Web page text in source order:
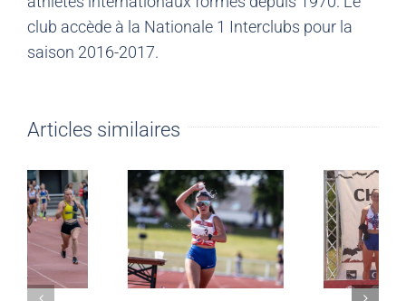
club accède à la Nationale 1 Interclubs pour la
saison 2016-2017.
Articles similaires